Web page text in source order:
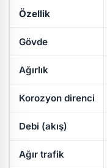
Özellik
Gövde
Ağırlık
Korozyon direnci
Debi (akış)
Ağır trafik